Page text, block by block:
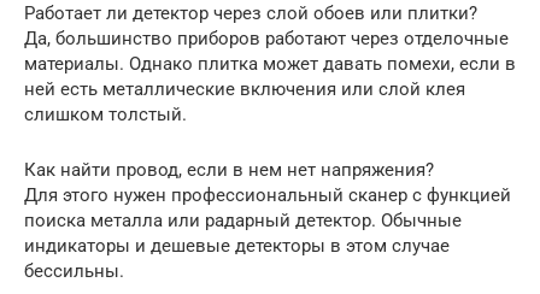
Работает ли детектор через слой обоев или плитки?
Да, большинство приборов работают через отделочные
материалы. Однако плитка может давать помехи, если в
ней есть металлические включения или слой клея
слишком толстый.
Как найти провод, если в нем нет напряжения?
Для этого нужен профессиональный сканер с функцией
поиска металла или радарный детектор. Обычные
индикаторы и дешевые детекторы в этом случае
бессильны.